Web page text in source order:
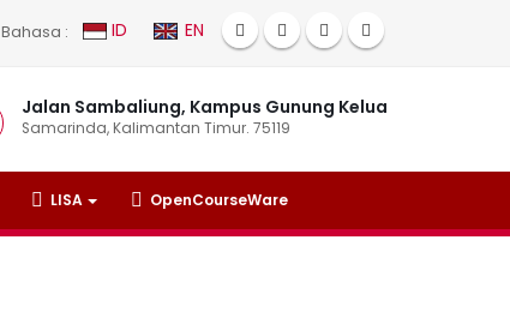
Bahasa : ID EN
Jalan Sambaliung, Kampus Gunung Kelua
Samarinda, Kalimantan Timur. 75119
LISA OpenCourseWare